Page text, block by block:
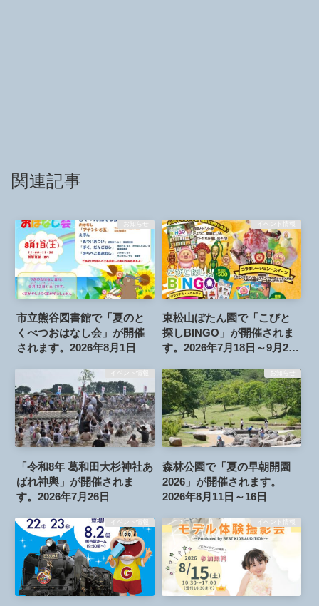
関連記事
お知らせ
市立熊谷図書館で「夏のと
くべつおはなし会」が開催
されます。2026年8月1日
イベント情報
東松山ぼたん園で「こびと
探しBINGO」が開催されま
す。2026年7月18日～9月23
イベント情報
「令和8年 葛和田大杉神社あ
ばれ神輿」が開催されま
す。2026年7月26日
お知らせ
森林公園で「夏の早朝開園
2026」が開催されます。
2026年8月11日～16日
イベント情報 イベント情報